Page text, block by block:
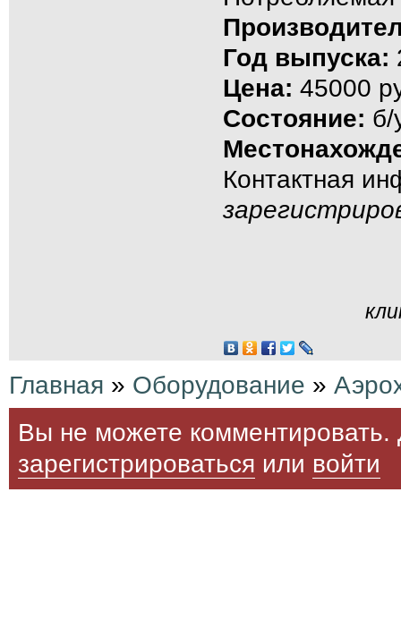
Год выпуска:
Цена: 45000
Состояние: б/
Контактная
Главная » Оборудование »
Вы не можете комментировать.
зарегистрироваться или войти